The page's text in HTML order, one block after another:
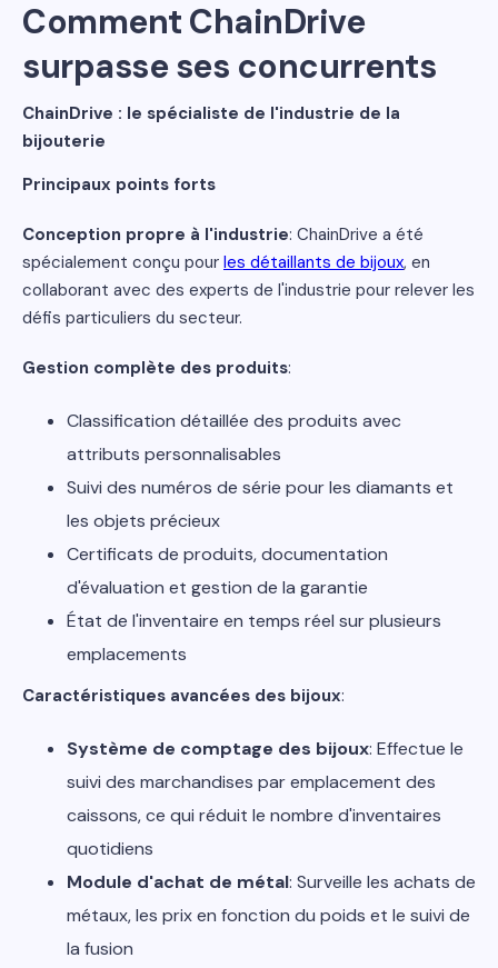
Comment ChainDrive
surpasse ses concurrents
ChainDrive : le spécialiste de l'industrie de la
bijouterie
Principaux points forts
Conception propre à l'industrie: ChainDrive a été
spécialement conçu pour les détaillants de bijoux, en
collaborant avec des experts de l'industrie pour relever les
défis particuliers du secteur.
Gestion complète des produits:
Classification détaillée des produits avec
attributs personnalisables
Suivi des numéros de série pour les diamants et
les objets précieux
Certificats de produits, documentation
d'évaluation et gestion de la garantie
État de l'inventaire en temps réel sur plusieurs
emplacements
Caractéristiques avancées des bijoux:
Système de comptage des bijoux: Effectue le
suivi des marchandises par emplacement des
caissons, ce qui réduit le nombre d'inventaires
quotidiens
Module d'achat de métal: Surveille les achats de
métaux, les prix en fonction du poids et le suivi de
la fusion